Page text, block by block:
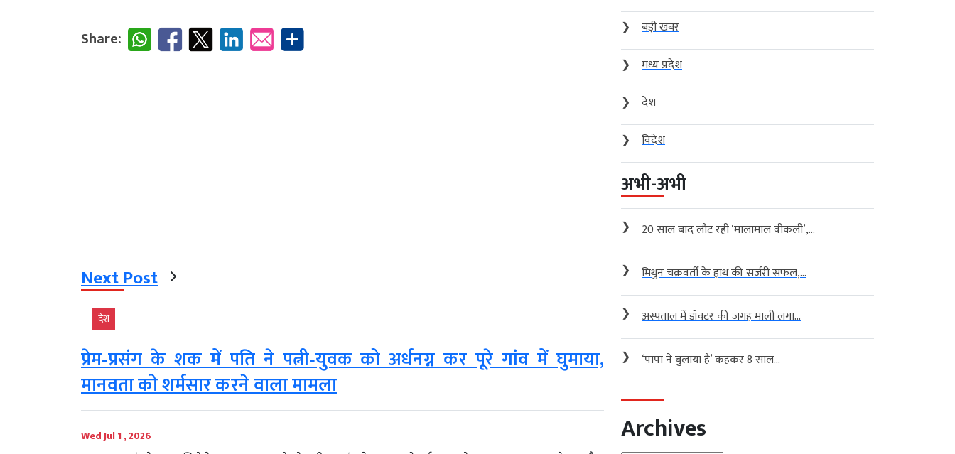
Share:
Next Post
देश
प्रेम‑प्रसंग के शक में पति ने पत्नी‑युवक को अर्धनग्न कर पूरे गांव में घुमाया,
मानवता को शर्मसार करने वाला मामला
Wed Jul 1 , 2026
❯
बड़ी खबर
❯
मध्य प्रदेश
❯
देश
❯
विदेश
अभी-अभी
❯ 20 साल बाद लौट रही ‘मालामाल वीकली’,...
❯ मिथुन चक्रवर्ती के हाथ की सर्जरी सफल,...
❯ अस्पताल में डॉक्टर की जगह माली लगा...
❯ ‘पापा ने बुलाया है’ कहकर 8 साल...
Archives